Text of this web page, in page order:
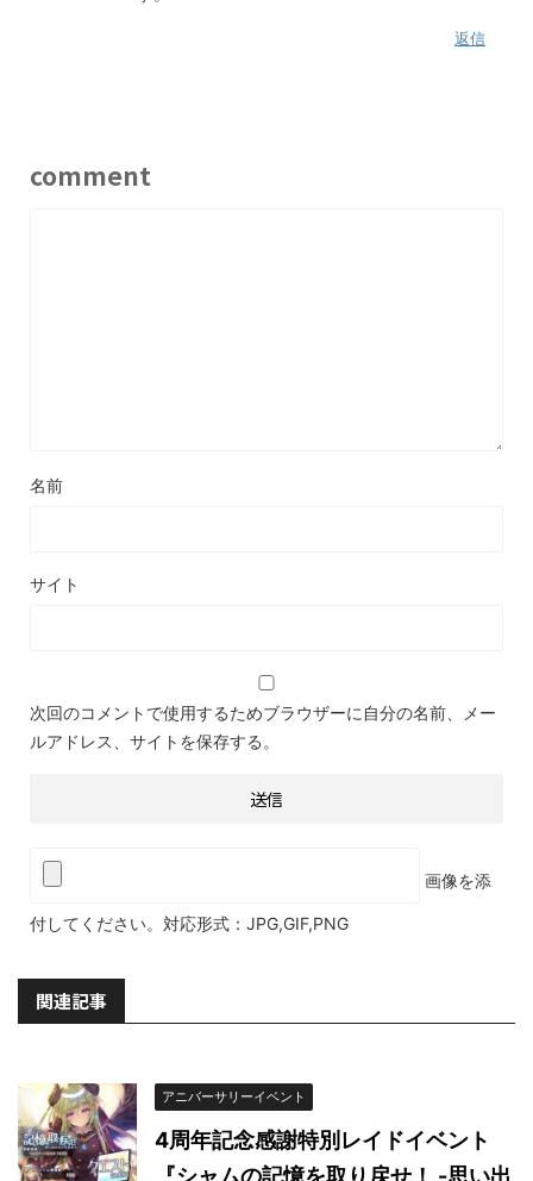
返信
comment
名前
サイト
次回のコメントで使用するためブラウザーに自分の名前、メー
ルアドレス、サイトを保存する。
画像を添
付してください。対応形式：JPG,GIF,PNG
関連記事
アニバーサリーイベント
4周年記念感謝特別レイドイベント
『シャムの記憶を取り戻せ！ -思い出